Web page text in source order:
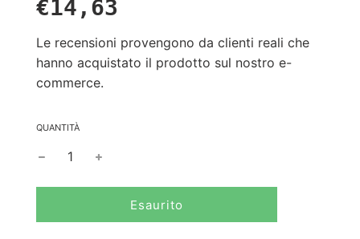
offera
regolare
€14,63
Le recensioni provengono da clienti reali che
hanno acquistato il prodotto sul nostro e-
commerce.
QUANTITÀ
C
a
Esaurito